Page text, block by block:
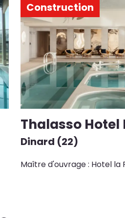
Construction
Thalasso Hotel
Dinard (22)
Maître d'ouvrage : Hotel la